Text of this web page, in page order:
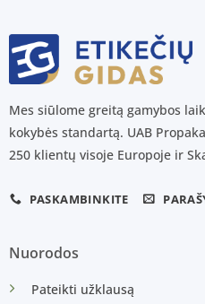
Mes siūlome greitą gamybos
kokybės standartą. UAB
250 klientų visoje Europoje ir
PASKAMBINKITE
Nuorodos
Pateikti užklausą